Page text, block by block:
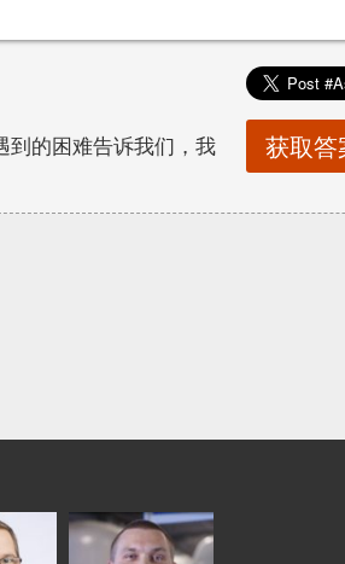
到的困难告诉我们，我
获取答